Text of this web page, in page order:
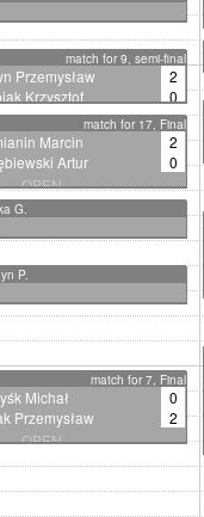
match for 17, Final
Marcin
2
Artur
0
OPEN
11:7 11:8
match for 7, Final
Michał
0
Przemysław
2
OPEN
match for 9, semi-final
Przemysław
2
Krzysztof
0
OPEN
11:8 11:1
G.
P.